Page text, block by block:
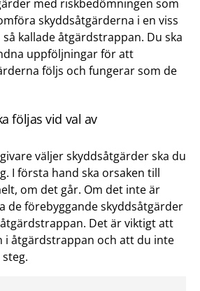
med riskbedömningen som
skyddsåtgärderna i en viss
kallade åtgärdstrappan. Du ska
uppföljningar för att
följs och fungerar som de
följas vid val av
väljer skyddsåtgärder ska du
I första hand ska orsaken till
om det går. Om det inte är
de förebyggande skyddsåtgärder
Det är viktigt att
i åtgärdstrappan och att du inte